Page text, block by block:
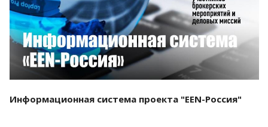
Информационная система проекта "EEN-Россия"